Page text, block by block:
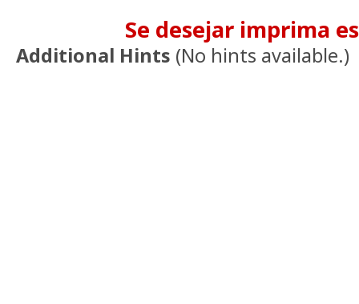
Se desejar imprima
Additional Hints (No hints available.)